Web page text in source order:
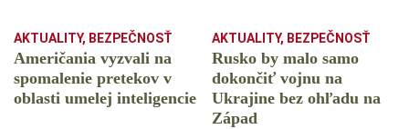
AKTUALITY, BEZPEČNOSŤ
Američania vyzvali na
spomalenie pretekov v
oblasti umelej inteligencie
AKTUALITY, BEZPEČNOSŤ
Rusko by malo samo
dokončiť vojnu na
Ukrajine bez ohľadu na
Západ